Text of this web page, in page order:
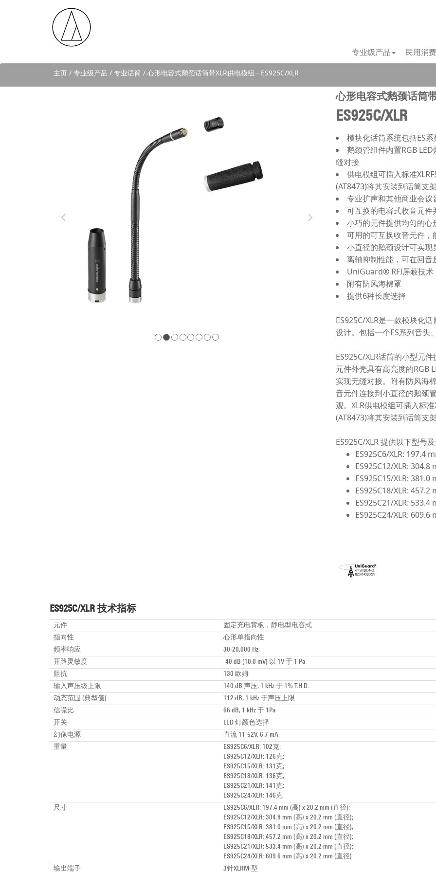
专业级产品 民用消
主页 / 专业级产品 / 专业话筒 / 心形电容式鹅颈话筒带XLR供电模组 - ES925C/XLR
心形电容式鹅颈话筒
ES925C/XLR
模块化话筒系统包括ES
鹅颈管组件内置RGB
缝对接
供电模组可插入标准
(AT8473)将其安装到话筒支
专业扩声和其他商业会议
可互换的电容式收音元件
小巧的元件提供均匀的心
可用的可互换收音元件，
小直径的鹅颈设计可实现
离轴抑制性能，可在回音
UniGuard® RFI屏蔽技术
附有防风海棉罩
提供6种长度选择
ES925C/XLR是一款模块化
设计。包括一个ES系列音头
ES925C/XLR话筒的小型元
元件外壳具有高亮度的RGB
实现无缝对接。附有防风海
音元件连接到小直径的鹅颈
观。XLR供电模组可插入标
(AT8473)将其安装到话筒支
ES925C/XLR 提供以下型号及
ES925C6/XLR: 197.4
ES925C12/XLR: 304.8
ES925C15/XLR: 381.0
ES925C18/XLR: 457.2
ES925C21/XLR: 533.4
ES925C24/XLR: 609.6
ES925C/XLR 技术指标
元件
固定充电背板，静电型电容式
指向性
心形单指向性
频率响应
30-20,000 Hz
开路灵敏度
-40 dB (10.0 mV) 以 1V 于 1 Pa
阻抗
130 欧姆
输入声压级上限
140 dB 声压, 1 kHz 于 1% T.H.D.
动态范围 (典型值)
112 dB, 1 kHz 于声压上限
信噪比
66 dB, 1 kHz 于 1Pa
开关
LED 灯颜色选择
幻像电源
直流 11-52V, 6.7 mA
重量
ES925C6/XLR: 102克;
ES925C12/XLR: 126克;
ES925C15/XLR: 131克;
ES925C18/XLR: 136克;
ES925C21/XLR: 141克;
ES925C24/XLR: 146克
尺寸
ES925C6/XLR: 197.4 mm (高) x 20.2 mm (直径);
ES925C12/XLR: 304.8 mm (高) x 20.2 mm (直径);
ES925C15/XLR: 381.0 mm (高) x 20.2 mm (直径);
ES925C18/XLR: 457.2 mm (高) x 20.2 mm (直径);
ES925C21/XLR: 533.4 mm (高) x 20.2 mm (直径);
ES925C24/XLR: 609.6 mm (高) x 20.2 mm (直径)
输出端子
3针XLRM-型